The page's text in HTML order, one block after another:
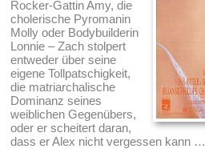
Rocker-Gattin Amy, die
cholerische Pyromanin
Molly oder Bodybuilderin
Lonnie – Zach stolpert
entweder über seine
eigene Tollpatschigkeit,
die matriarchalische
Dominanz seines
weiblichen Gegenübers,
oder er scheitert daran,
dass er Alex nicht vergessen kann …